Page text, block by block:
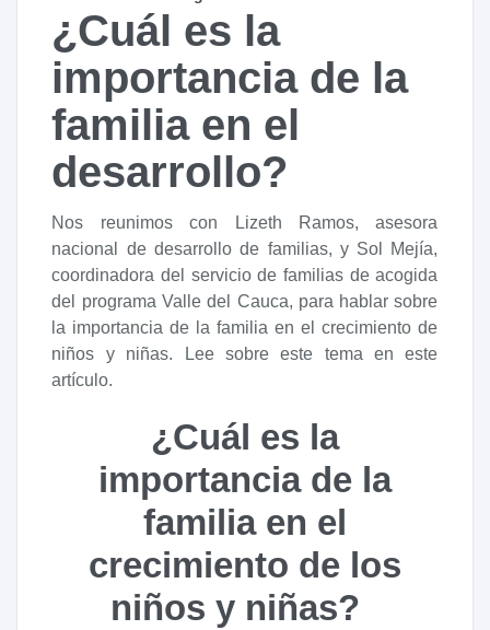
¿Cuál es la
importancia de la
familia en el
desarrollo?
Nos reunimos con Lizeth Ramos, asesora
nacional de desarrollo de familias, y Sol Mejía,
coordinadora del servicio de familias de acogida
del programa Valle del Cauca, para hablar sobre
la importancia de la familia en el crecimiento de
niños y niñas. Lee sobre este tema en este
artículo.
¿Cuál es la
importancia de la
familia en el
crecimiento de los
niños y niñas?